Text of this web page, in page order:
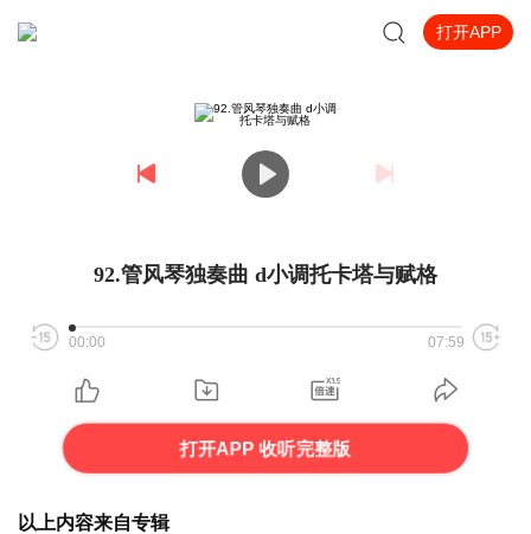
打开APP
92.管风琴独奏曲 d小调托卡塔与赋格
00:00 07:59
打开APP 收听完整版
以上内容来自专辑